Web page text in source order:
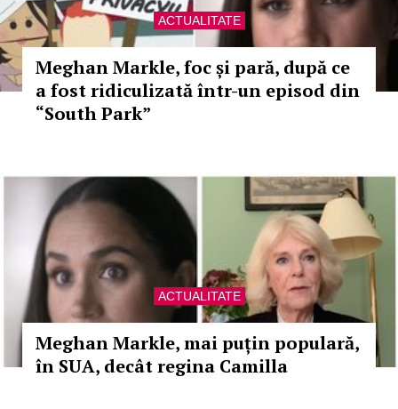
ACTUALITATE
Meghan Markle, foc și pară, după ce
a fost ridiculizată într-un episod din
“South Park”
ACTUALITATE
Meghan Markle, mai puțin populară,
în SUA, decât regina Camilla